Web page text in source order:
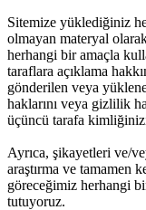
Sitemize yüklediğiniz
olmayan materyal
herhangi bir amaçla
taraflara açıklama
gönderilen veya
haklarını veya gizlilik
üçüncü tarafa
Ayrıca, şikayetleri ve/
araştırma ve tamamen
göreceğimiz herhangi
tutuyoruz.